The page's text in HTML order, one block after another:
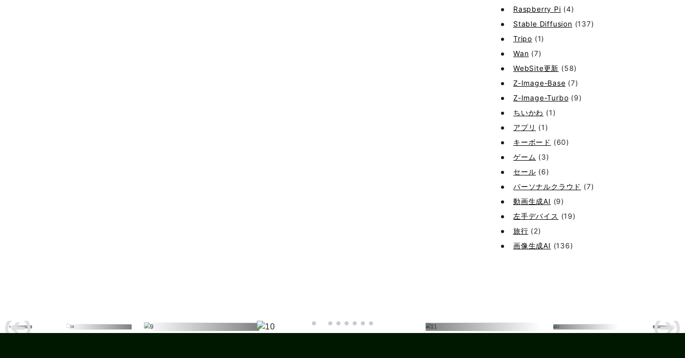
Raspberry Pi (4)
Stable Diffusion (137)
Tripo (1)
Wan (7)
WebSite更新 (58)
Z-Image-Base (7)
Z-Image-Turbo (9)
ちいかわ (1)
アプリ (1)
キーボード (60)
ゲーム (3)
セール (6)
パーソナルクラウド (7)
動画生成AI (9)
左手デバイス (19)
旅行 (2)
画像生成AI (136)